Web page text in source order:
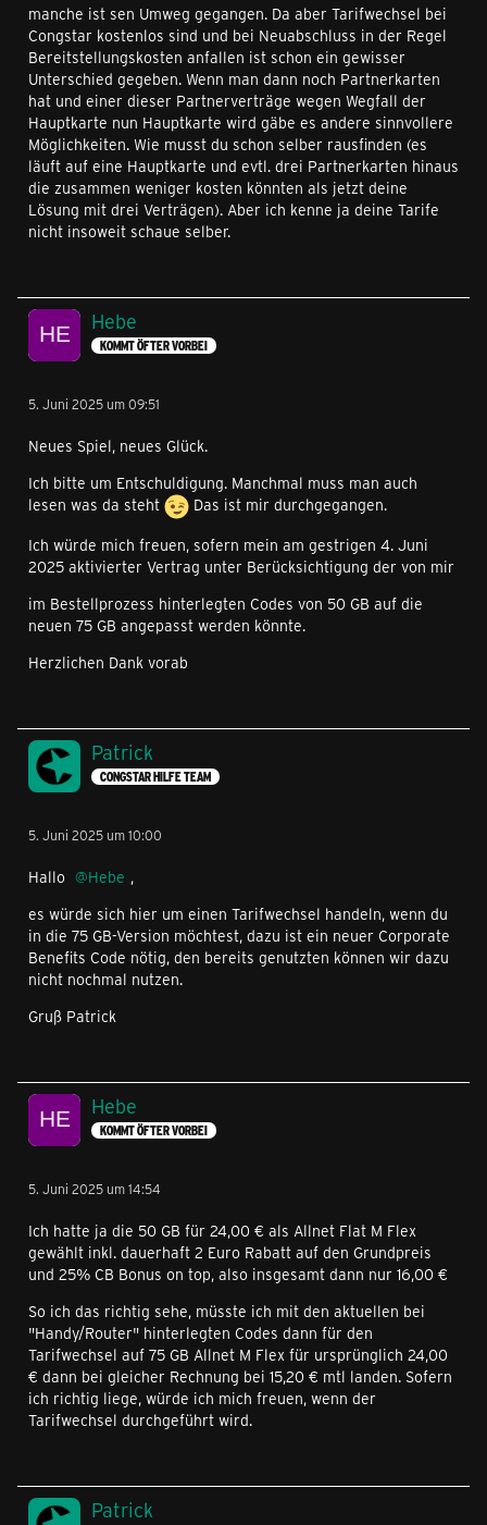
manche ist sen Umweg gegangen. Da aber Tarifwechsel bei
Congstar kostenlos sind und bei Neuabschluss in der Regel
Bereitstellungskosten anfallen ist schon ein gewisser
Unterschied gegeben. Wenn man dann noch Partnerkarten
hat und einer dieser Partnerverträge wegen Wegfall der
Hauptkarte nun Hauptkarte wird gäbe es andere sinnvollere
Möglichkeiten. Wie musst du schon selber rausfinden (es
läuft auf eine Hauptkarte und evtl. drei Partnerkarten hinaus
die zusammen weniger kosten könnten als jetzt deine
Lösung mit drei Verträgen). Aber ich kenne ja deine Tarife
nicht insoweit schaue selber.
Hebe
KOMMT ÖFTER VORBEI
5. Juni 2025 um 09:51
Neues Spiel, neues Glück.
Ich bitte um Entschuldigung. Manchmal muss man auch
lesen was da steht
Das ist mir durchgegangen.
Ich würde mich freuen, sofern mein am gestrigen 4. Juni
2025 aktivierter Vertrag unter Berücksichtigung der von mir
im Bestellprozess hinterlegten Codes von 50 GB auf die
neuen 75 GB angepasst werden könnte.
Herzlichen Dank vorab
Patrick
CONGSTAR HILFE TEAM
5. Juni 2025 um 10:00
Hallo Hebe ,
es würde sich hier um einen Tarifwechsel handeln, wenn du
in die 75 GB-Version möchtest, dazu ist ein neuer Corporate
Benefits Code nötig, den bereits genutzten können wir dazu
nicht nochmal nutzen.
Gruß Patrick
Hebe
KOMMT ÖFTER VORBEI
5. Juni 2025 um 14:54
Ich hatte ja die 50 GB für 24,00 € als Allnet Flat M Flex
gewählt inkl. dauerhaft 2 Euro Rabatt auf den Grundpreis
und 25% CB Bonus on top, also insgesamt dann nur 16,00 €
So ich das richtig sehe, müsste ich mit den aktuellen bei
"Handy/Router" hinterlegten Codes dann für den
Tarifwechsel auf 75 GB Allnet M Flex für ursprünglich 24,00
€ dann bei gleicher Rechnung bei 15,20 € mtl landen. Sofern
ich richtig liege, würde ich mich freuen, wenn der
Tarifwechsel durchgeführt wird.
Patrick